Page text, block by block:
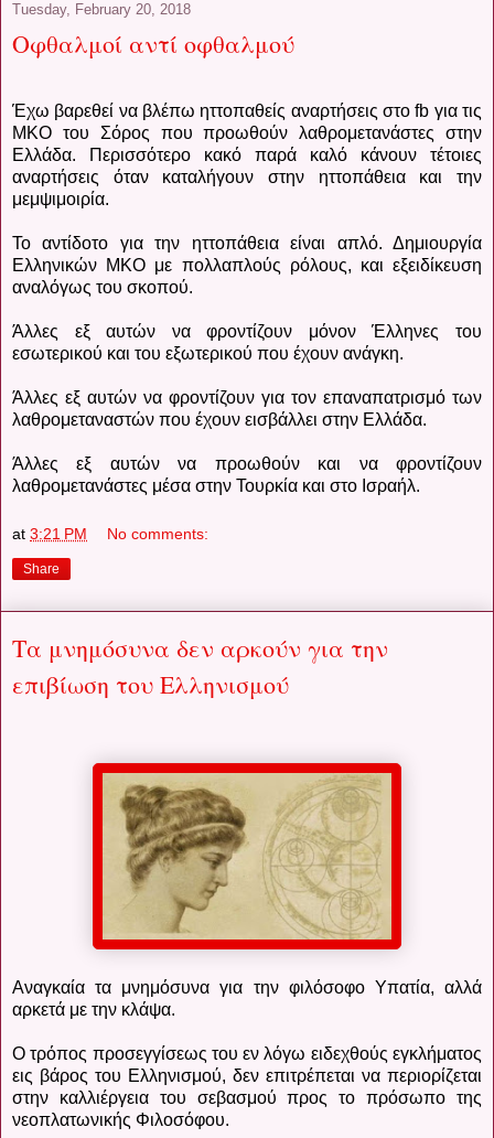
Tuesday, February 20, 2018
Οφθαλμοί αντί οφθαλμού
Έχω βαρεθεί να βλέπω ηττοπαθείς αναρτήσεις στο fb για τις
ΜΚΟ του Σόρος που προωθούν λαθρομετανάστες στην
Ελλάδα. Περισσότερο κακό παρά καλό κάνουν τέτοιες
αναρτήσεις όταν καταλήγουν στην ηττοπάθεια και την
μεμψιμοιρία.
Το αντίδοτο για την ηττοπάθεια είναι απλό. Δημιουργία
Ελληνικών ΜΚΟ με πολλαπλούς ρόλους, και εξειδίκευση
αναλόγως του σκοπού.
Άλλες εξ αυτών να φροντίζουν μόνον Έλληνες του
εσωτερικού και του εξωτερικού που έχουν ανάγκη.
Άλλες εξ αυτών να φροντίζουν για τον επαναπατρισμό των
λαθρομεταναστών που έχουν εισβάλλει στην Ελλάδα.
Άλλες εξ αυτών να προωθούν και να φροντίζουν
λαθρομετανάστες μέσα στην Τουρκία και στο Ισραήλ.
at 3:21 PM No comments:
Share
Τα μνημόσυνα δεν αρκούν για την
επιβίωση του Ελληνισμού
Αναγκαία τα μνημόσυνα για την φιλόσοφο Υπατία, αλλά
αρκετά με την κλάψα.
Ο τρόπος προσεγγίσεως του εν λόγω ειδεχθούς εγκλήματος
εις βάρος του Ελληνισμού, δεν επιτρέπεται να περιορίζεται
στην καλλιέργεια του σεβασμού προς το πρόσωπο της
νεοπλατωνικής Φιλοσόφου.